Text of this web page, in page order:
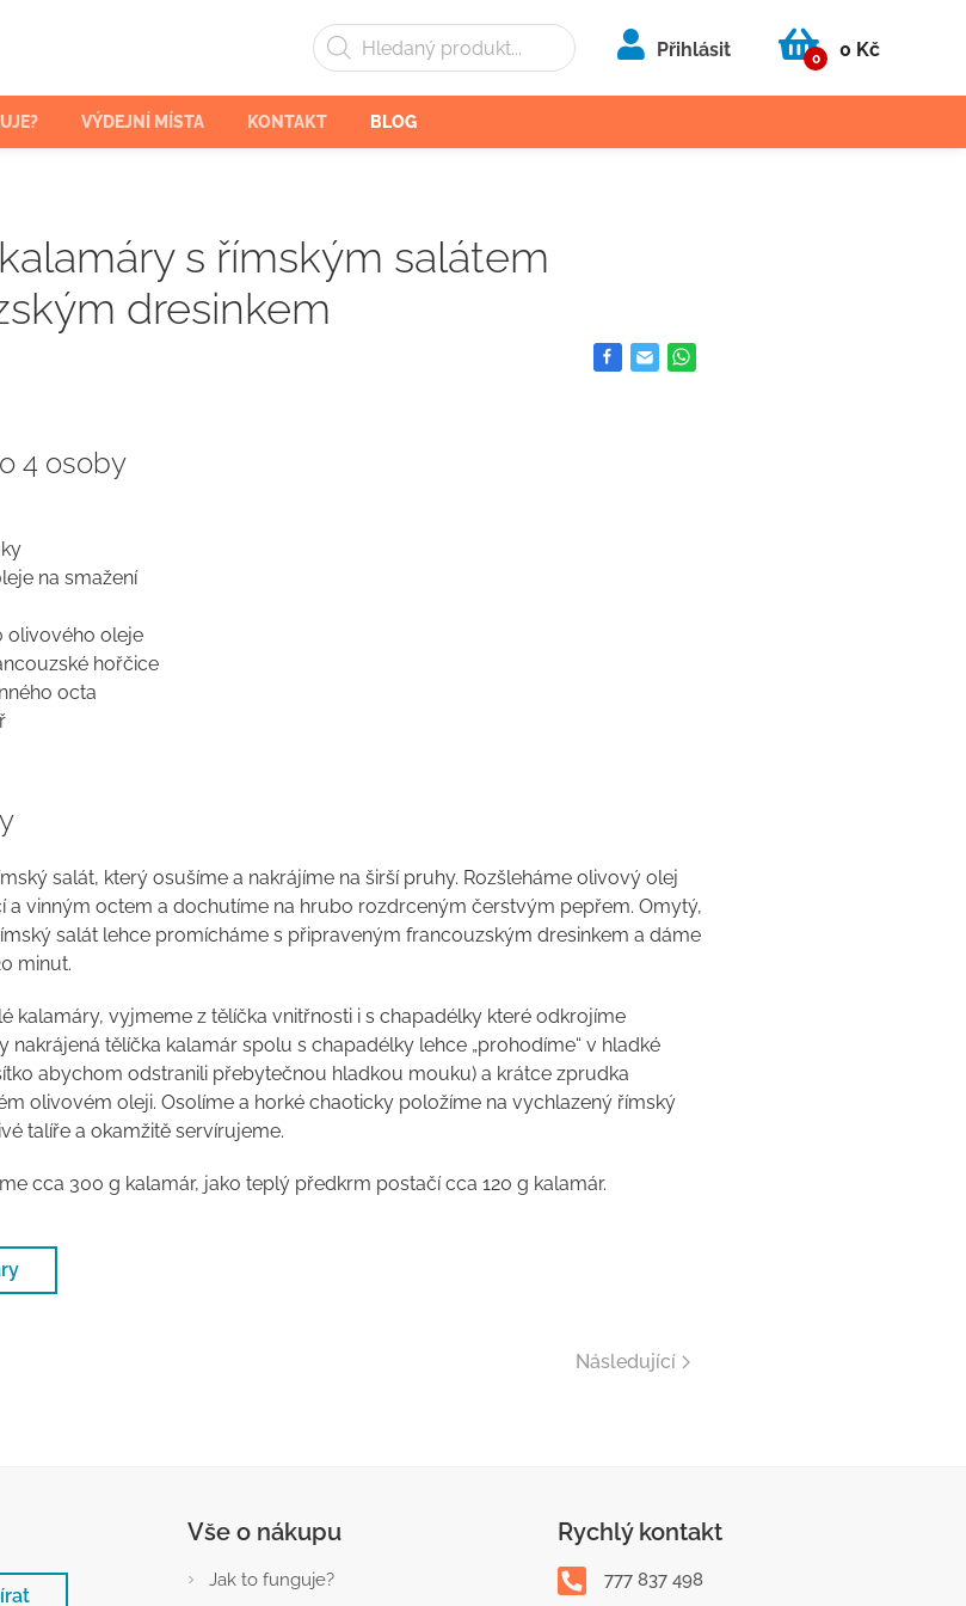
Products
search
Přihlásit 0 0 Kč
VÝDEJNÍ MÍSTA KONTAKT BLOG
s římským salátem
dresinkem
4 osoby
na smažení
olivového oleje
hořčice
octa
salát, který osušíme a nakrájíme na širší pruhy. Rozšleháme olivový olej
a vinným octem a dochutíme na hrubo rozdrceným čerstvým pepřem. Omytý,
salát lehce promícháme s připraveným francouzským dresinkem a dáme
minut.
kalamáry, vyjmeme z tělíčka vnitřnosti i s chapadélky které odkrojíme
nakrájená tělíčka kalamár spolu s chapadélky lehce „prohodíme“ v hladké
abychom odstranili přebytečnou hladkou mouku) a krátce zprudka
olivovém oleji. Osolíme a horké chaoticky položíme na vychlazený římský
talíře a okamžitě servírujeme.
cca 300 g kalamár, jako teplý předkrm postačí cca 120 g kalamár.
Následující
Vše o nákupu
Jak to funguje?
Rychlý kontakt
777 837 498